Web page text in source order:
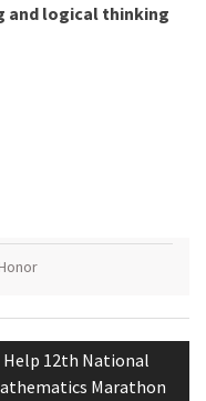
and logical thinking
Next
post:
Help 12th National
Marathon